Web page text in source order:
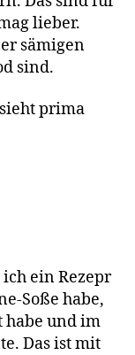
lieber.
sämigen
sind.
prima
ein Rezepr
Soße habe,
habe und im
Das ist mit